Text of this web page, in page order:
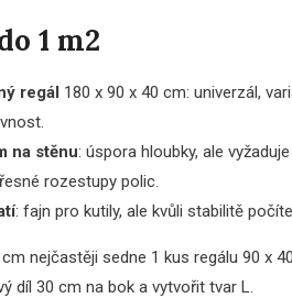
1 m2
regál 180 x 90 x 40 cm: univerzál,
na stěnu: úspora hloubky, ale
rozestupy polic.
: fajn pro kutily, ale kvůli stabilitě
nejčastěji sedne 1 kus regálu 90 x
díl 30 cm na bok a vytvořit tvar L.